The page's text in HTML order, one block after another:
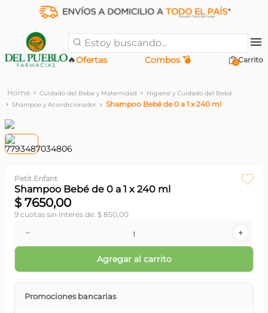
Estoy buscando...
Ofertas
🔥 Combos 💣 0
Cuidado del Bebe y Maternidad
Higiene y Cuidado del Bebé
Shampoo y Acondicionador
Shampoo Bebé de 0 a 1 x 240 ml
Petit Enfant
Shampoo Bebé de 0 a 1 x 240 ml
$ 7650,00
9 cuotas sin interés de: $ 850,00
＋
－
Agregar al carrito
Promociones bancarias